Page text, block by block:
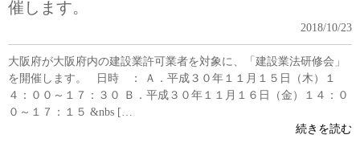
催します。
2018/10/23
大阪府が大阪府内の建設業許可業者を対象に、「建設業法研修会」
を開催します。 日時 ： Ａ．平成３０年１１月１５日（木）１
４：００～１７：３０ Ｂ．平成３０年１１月１６日（金）１４：０
０～１７：１５ &nbs […
続きを読む